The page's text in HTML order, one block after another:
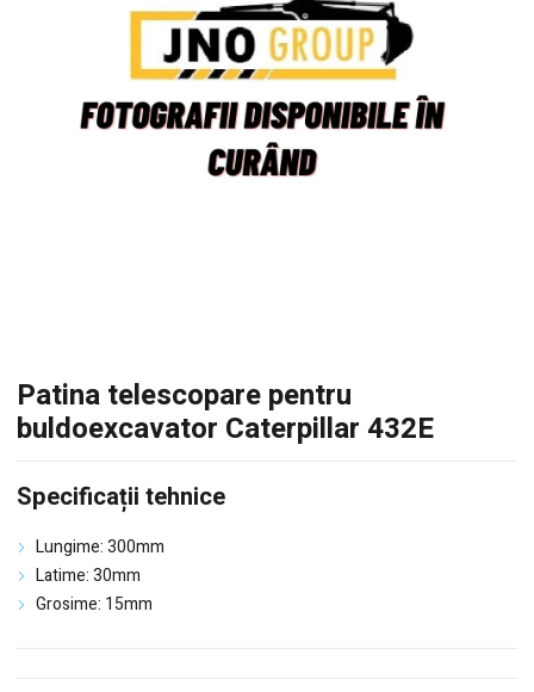
Patina telescopare pentru
buldoexcavator Caterpillar 432E
Specificații tehnice
Lungime: 300mm
Latime: 30mm
Grosime: 15mm